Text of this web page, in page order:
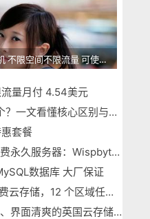
myownfreehost 免费分销主机 不限空间不限流量 可使用免费域名申请
量月付 4.54美元
看懂核心区别与选择指南
套餐
久服务器：Wispbyte 上手
数据库 大厂保证
12 个区域任选，邮箱注册即可
爽的英国云存储Icedrive体验